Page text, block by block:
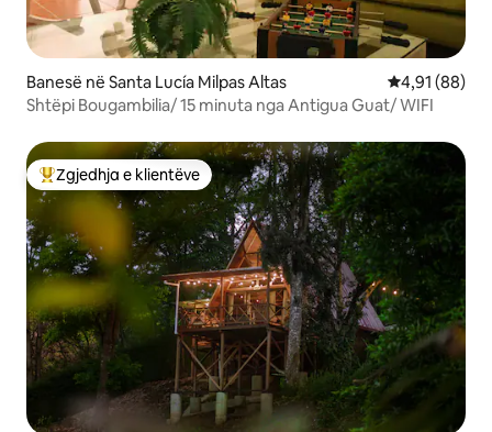
Banesë në Santa Lucía Milpas Altas Vlerësimi
4,91 (88)
Shtëpi Bougambilia/ 15 minuta nga Antigua Guat/ WIFI
Më të mirat e zgjedhjeve të klientëve
Zgjedhja e klientëve